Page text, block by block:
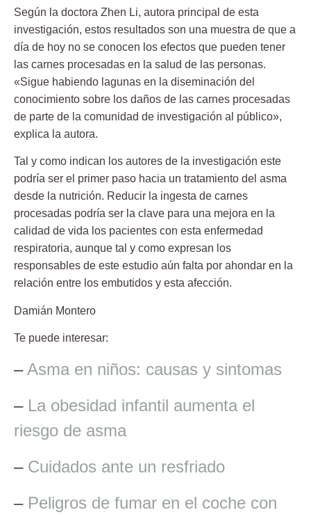
Según la doctora Zhen Li, autora principal de esta
investigación, estos resultados son una muestra de que a
día de hoy no se conocen los efectos que pueden tener
las carnes procesadas en la salud de las personas.
«Sigue habiendo lagunas en la diseminación del
conocimiento sobre los daños de las carnes procesadas
de parte de la comunidad de investigación al público»,
explica la autora.
Tal y como indican los autores de la investigación este
podría ser el primer paso hacia un tratamiento del asma
desde la nutrición. Reducir la ingesta de carnes
procesadas podría ser la clave para una mejora en la
calidad de vida los pacientes con esta enfermedad
respiratoria, aunque tal y como expresan los
responsables de este estudio aún falta por ahondar en la
relación entre los embutidos y esta afección.
Damián Montero
Te puede interesar:
–Asma en niños: causas y sintomas
– La obesidad infantil aumenta el
riesgo de asma
– Cuidados ante un resfriado
– Peligros de fumar en el coche con